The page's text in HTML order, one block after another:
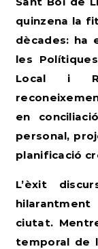
quinzena la
dècades: ha
les
Local i
en
personal,
planificació
L’èxit
ciutat.
temporal de